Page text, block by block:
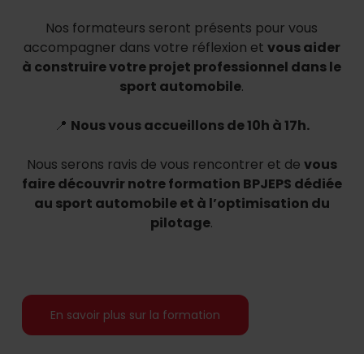
Nos formateurs seront présents pour vous
accompagner dans votre réflexion et vous aider
à construire votre projet professionnel dans le
sport automobile.
📍 Nous vous accueillons de 10h à 17h.
Nous serons ravis de vous rencontrer et de vous
faire découvrir notre formation BPJEPS dédiée
au sport automobile et à l’optimisation du
pilotage.
En savoir plus sur la formation